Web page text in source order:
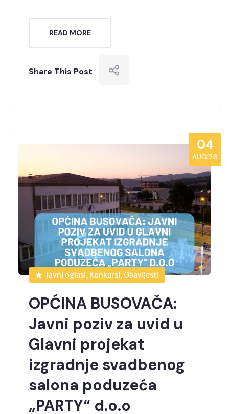
READ MORE
Share This Post
04
AUG’26
Javni oglasi, Konkursi, Obavijesti
OPĆINA BUSOVAČA:
Javni poziv za uvid u
Glavni projekat
izgradnje svadbenog
salona poduzeća
„PARTY“ d.o.o